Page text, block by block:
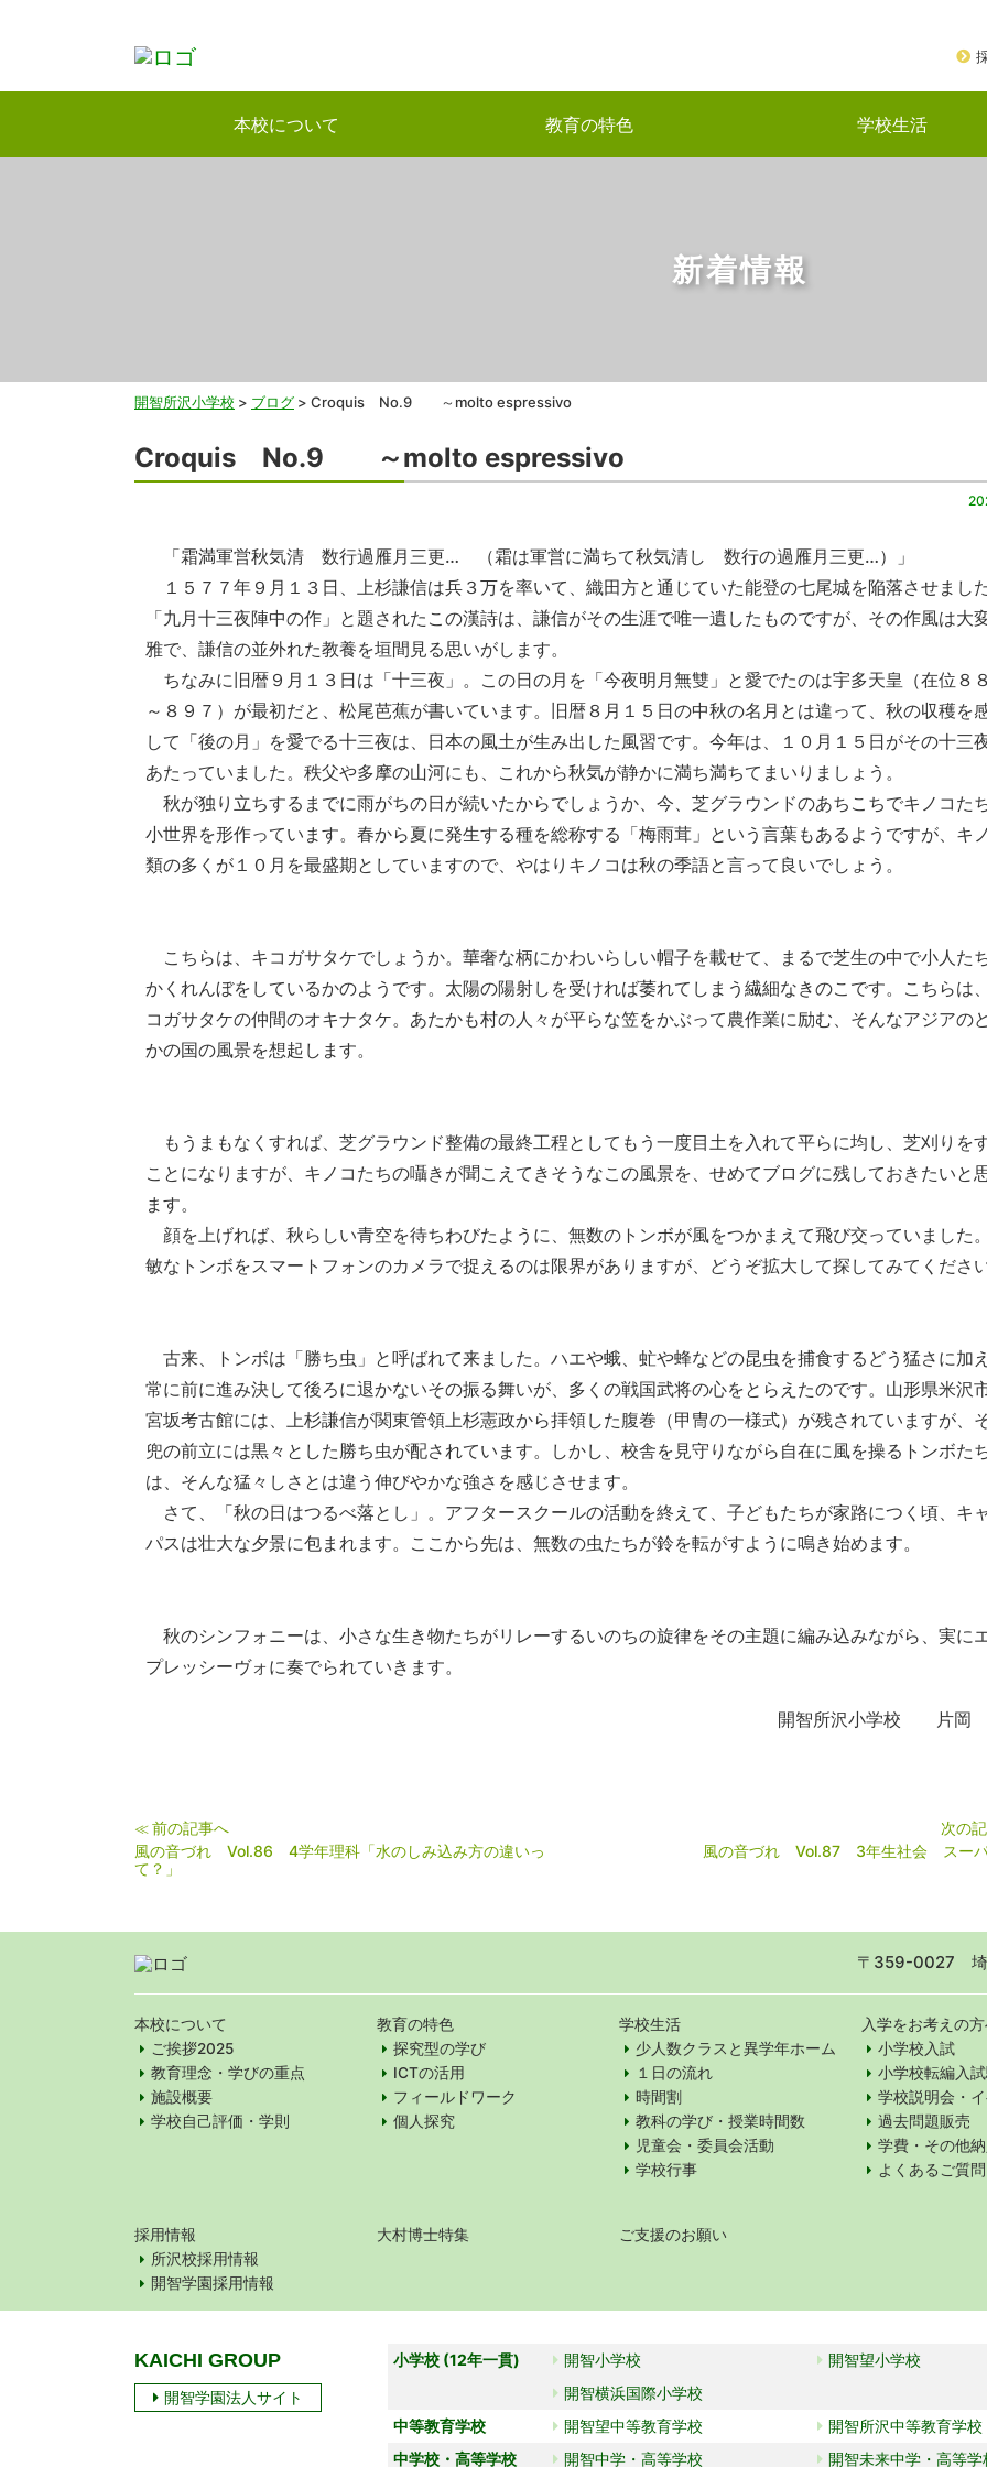
本校について 教育の特色 学校生活
新着情報
開智所沢小学校 > ブログ > Croquis No.9 ～molto espressivo
Croquis No.9 ～molto espressivo
「霜満軍営秋気清 数行過雁月三更… （霜は軍営に満ちて秋気清し 数行の過雁月三更…）」
１５７７年９月１３日、上杉謙信は兵３万を率いて、織田方と通じていた能登の七尾城を陥落させました
「九月十三夜陣中の作」と題されたこの漢詩は、謙信がその生涯で唯一遺したものですが、その作風は大
雅で、謙信の並外れた教養を垣間見る思いがします。
ちなみに旧暦９月１３日は「十三夜」。この日の月を「今夜明月無雙」と愛でたのは宇多天皇（在位８
～８９７）が最初だと、松尾芭蕉が書いています。旧暦８月１５日の中秋の名月とは違って、秋の収穫を
して「後の月」を愛でる十三夜は、日本の風土が生み出した風習です。今年は、１０月１５日がその十三
あたっていました。秩父や多摩の山河にも、これから秋気が静かに満ち満ちてまいりましょう。
秋が独り立ちするまでに雨がちの日が続いたからでしょうか、今、芝グラウンドのあちこちでキノコた
小世界を形作っています。春から夏に発生する種を総称する「梅雨茸」という言葉もあるようですが、キ
類の多くが１０月を最盛期としていますので、やはりキノコは秋の季語と言って良いでしょう。
こちらは、キコガサタケでしょうか。華奢な柄にかわいらしい帽子を載せて、まるで芝生の中で小人た
かくれんぼをしているかのようです。太陽の陽射しを受ければ萎れてしまう繊細なきのこです。こちらは
コガサタケの仲間のオキナタケ。あたかも村の人々が平らな笠をかぶって農作業に励む、そんなアジアの
かの国の風景を想起します。
もうまもなくすれば、芝グラウンド整備の最終工程としてもう一度目土を入れて平らに均し、芝刈りを
ことになりますが、キノコたちの囁きが聞こえてきそうなこの風景を、せめてブログに残しておきたいと
ます。
顔を上げれば、秋らしい青空を待ちわびたように、無数のトンボが風をつかまえて飛び交っていました
敏なトンボをスマートフォンのカメラで捉えるのは限界がありますが、どうぞ拡大して探してみてください
古来、トンボは「勝ち虫」と呼ばれて来ました。ハエや蛾、虻や蜂などの昆虫を捕食するどう猛さに加え
常に前に進み決して後ろに退かないその振る舞いが、多くの戦国武将の心をとらえたのです。山形県米沢
宮坂考古館には、上杉謙信が関東管領上杉憲政から拝領した腹巻（甲冑の一様式）が残されていますが、
兜の前立には黒々とした勝ち虫が配されています。しかし、校舎を見守りながら自在に風を操るトンボた
は、そんな猛々しさとは違う伸びやかな強さを感じさせます。
さて、「秋の日はつるべ落とし」。アフタースクールの活動を終えて、子どもたちが家路につく頃、キ
パスは壮大な夕景に包まれます。ここから先は、無数の虫たちが鈴を転がすように鳴き始めます。
秋のシンフォニーは、小さな生き物たちがリレーするいのちの旋律をその主題に編み込みながら、実に
プレッシーヴォに奏でられていきます。
開智所沢小学校 片岡
≪前の記事へ
風の音づれ Vol.86 4学年理科「水のしみ込み方の違いっ
て？」
次の
風の音づれ Vol.87 3年生社会 スー
〒359-0027 埼
本校について
ご挨拶2025
教育理念・学びの重点
施設概要
学校自己評価・学則
教育の特色
探究型の学び
ICTの活用
フィールドワーク
個人探究
学校生活
少人数クラスと異学年ホーム
１日の流れ
時間割
教科の学び・授業時間数
児童会・委員会活動
学校行事
入学をお考えの
小学校入試
小学校転編入
学校説明会・
過去問題販売
学費・その他
よくあるご質問
採用情報
所沢校採用情報
開智学園採用情報
大村博士特集 ご支援のお願い
KAICHI GROUP
開智学園法人サイト
小学校 (12年一貫) 開智小学校 開智望小学校
開智横浜国際小学校
中等教育学校
開智望中等教育学校
開智所沢中等教育学校
中学校・高等学校
開智中学・高等学校 開智未来中学・高等学